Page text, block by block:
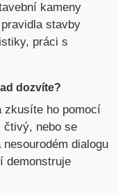
kameny
stavby
práci s
dozvíte?
zkusíte ho pomocí
čtivý, nebo se
dialogu
demonstruje